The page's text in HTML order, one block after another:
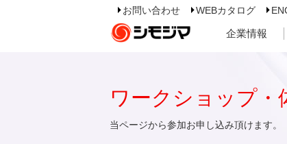
お問い合わせ WEBカタログ
企業情報
ワークショップ・
当ページから参加お申し込み頂けます。